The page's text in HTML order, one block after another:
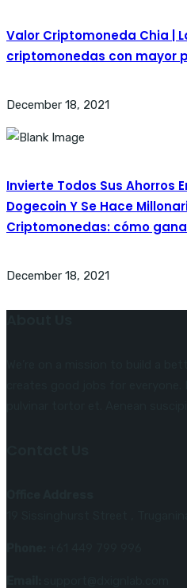
Valor Criptomoneda Chia |
criptomonedas con mayor
December 18, 2021
Invierte Todos Sus Ahorros
Dogecoin Y Se Hace
Criptomonedas: cómo
December 18, 2021